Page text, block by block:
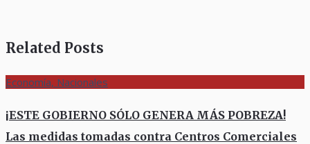
Related Posts
Economía, Nacionales
¡ESTE GOBIERNO SÓLO GENERA MÁS POBREZA!
Las medidas tomadas contra Centros Comerciales